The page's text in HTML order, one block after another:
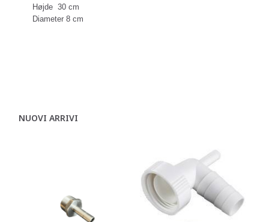
Højde 30 cm
Diameter 8 cm
NUOVI ARRIVI